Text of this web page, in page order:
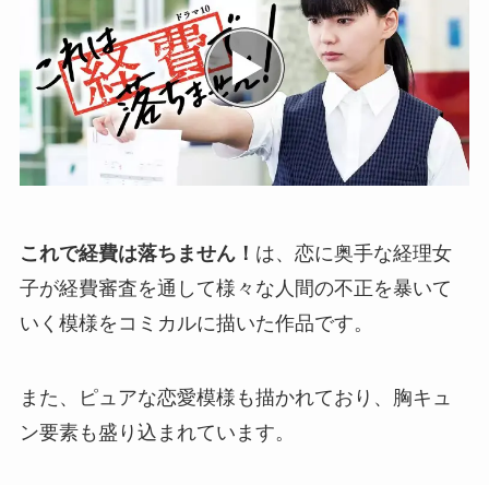
これで経費は落ちません！ は、恋に奥手な経理女
子が経費審査を通して様々な人間の不正を暴いて
いく模様をコミカルに描いた作品です。
また、ピュアな恋愛模様も描かれており、胸キュ
ン要素も盛り込まれています。